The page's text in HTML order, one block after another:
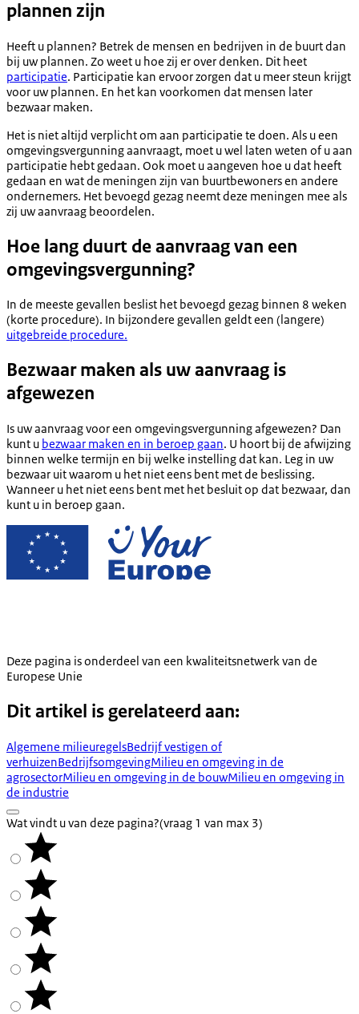
plannen zijn
Heeft u plannen? Betrek de mensen en bedrijven in de buurt dan
bij uw plannen. Zo weet u hoe zij er over denken. Dit heet
participatie. Participatie kan ervoor zorgen dat u meer steun krijgt
voor uw plannen. En het kan voorkomen dat mensen later
bezwaar maken.
Het is niet altijd verplicht om aan participatie te doen. Als u een
omgevingsvergunning aanvraagt, moet u wel laten weten of u aan
participatie hebt gedaan. Ook moet u aangeven hoe u dat heeft
gedaan en wat de meningen zijn van buurtbewoners en andere
ondernemers. Het bevoegd gezag neemt deze meningen mee als
zij uw aanvraag beoordelen.
Hoe lang duurt de aanvraag van een
omgevingsvergunning?
In de meeste gevallen beslist het bevoegd gezag binnen 8 weken
(korte procedure). In bijzondere gevallen geldt een (langere)
uitgebreide procedure.
Bezwaar maken als uw aanvraag is
afgewezen
Is uw aanvraag voor een omgevingsvergunning afgewezen? Dan
kunt u bezwaar maken en in beroep gaan. U hoort bij de afwijzing
binnen welke termijn en bij welke instelling dat kan. Leg in uw
bezwaar uit waarom u het niet eens bent met de beslissing.
Wanneer u het niet eens bent met het besluit op dat bezwaar, dan
kunt u in beroep gaan.
Deze pagina is onderdeel van een kwaliteitsnetwerk van de
Europese Unie
Dit artikel is gerelateerd aan:
Algemene milieuregelsBedrijf vestigen of
verhuizenBedrijfsomgevingMilieu en omgeving in de
agrosectorMilieu en omgeving in de bouwMilieu en omgeving in
de industrie
Wat vindt u van deze pagina?(vraag 1 van max 3)